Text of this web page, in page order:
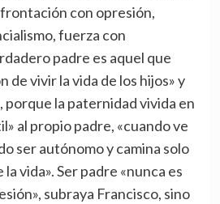
con opresión,
fuerza con
padre es aquel que
de vivir la vida de los hijos» y
la paternidad vivida en
al propio padre, «cuando ve
ser autónomo y camina solo
vida». Ser padre «nunca es
subraya Francisco, sino